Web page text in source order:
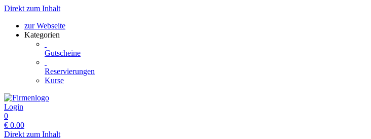
Direkt zum Inhalt
zur Webseite
Kategorien
Gutscheine
Reservierungen
Kurse
Login
0
€ 0.00
Direkt zum Inhalt